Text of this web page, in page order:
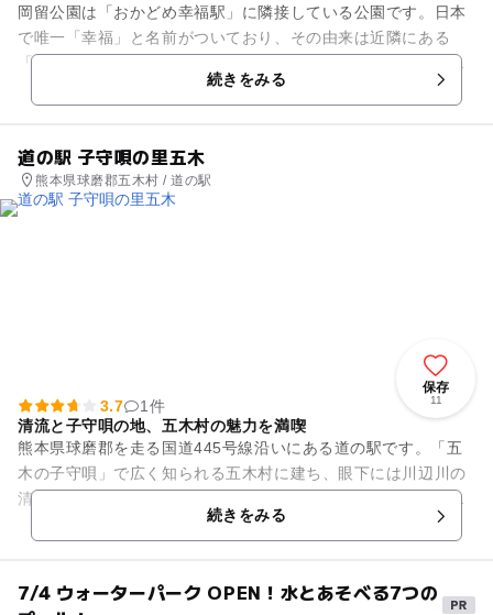
岡留公園は「おかどめ幸福駅」に隣接している公園です。日本
で唯一「幸福」と名前がついており、その由来は近隣にある
「岡留熊野座神社」が幸福神社と呼ばれることに由来します。
公園内には春には桜、初夏にか...
続きをみる
道の駅 子守唄の里五木
熊本県球磨郡五木村 / 道の駅
保存
11
3.7
1件
清流と子守唄の地、五木村の魅力を満喫
熊本県球磨郡を走る国道445号線沿いにある道の駅です。「五
木の子守唄」で広く知られる五木村に建ち、眼下には川辺川の
清流が流れます。敷地内の「子守唄公園」には、茅葺の古民家
が建てられています。五木...続きをみる
7/4 ウォーターパーク OPEN！水とあそべる7つの